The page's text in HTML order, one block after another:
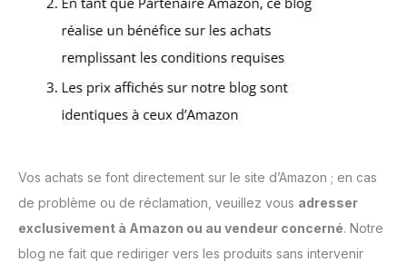
Vos achats se font directement sur le site d’Amazon ; en cas
de problème ou de réclamation, veuillez vous adresser
exclusivement à Amazon ou au vendeur concerné. Notre
blog ne fait que rediriger vers les produits sans intervenir